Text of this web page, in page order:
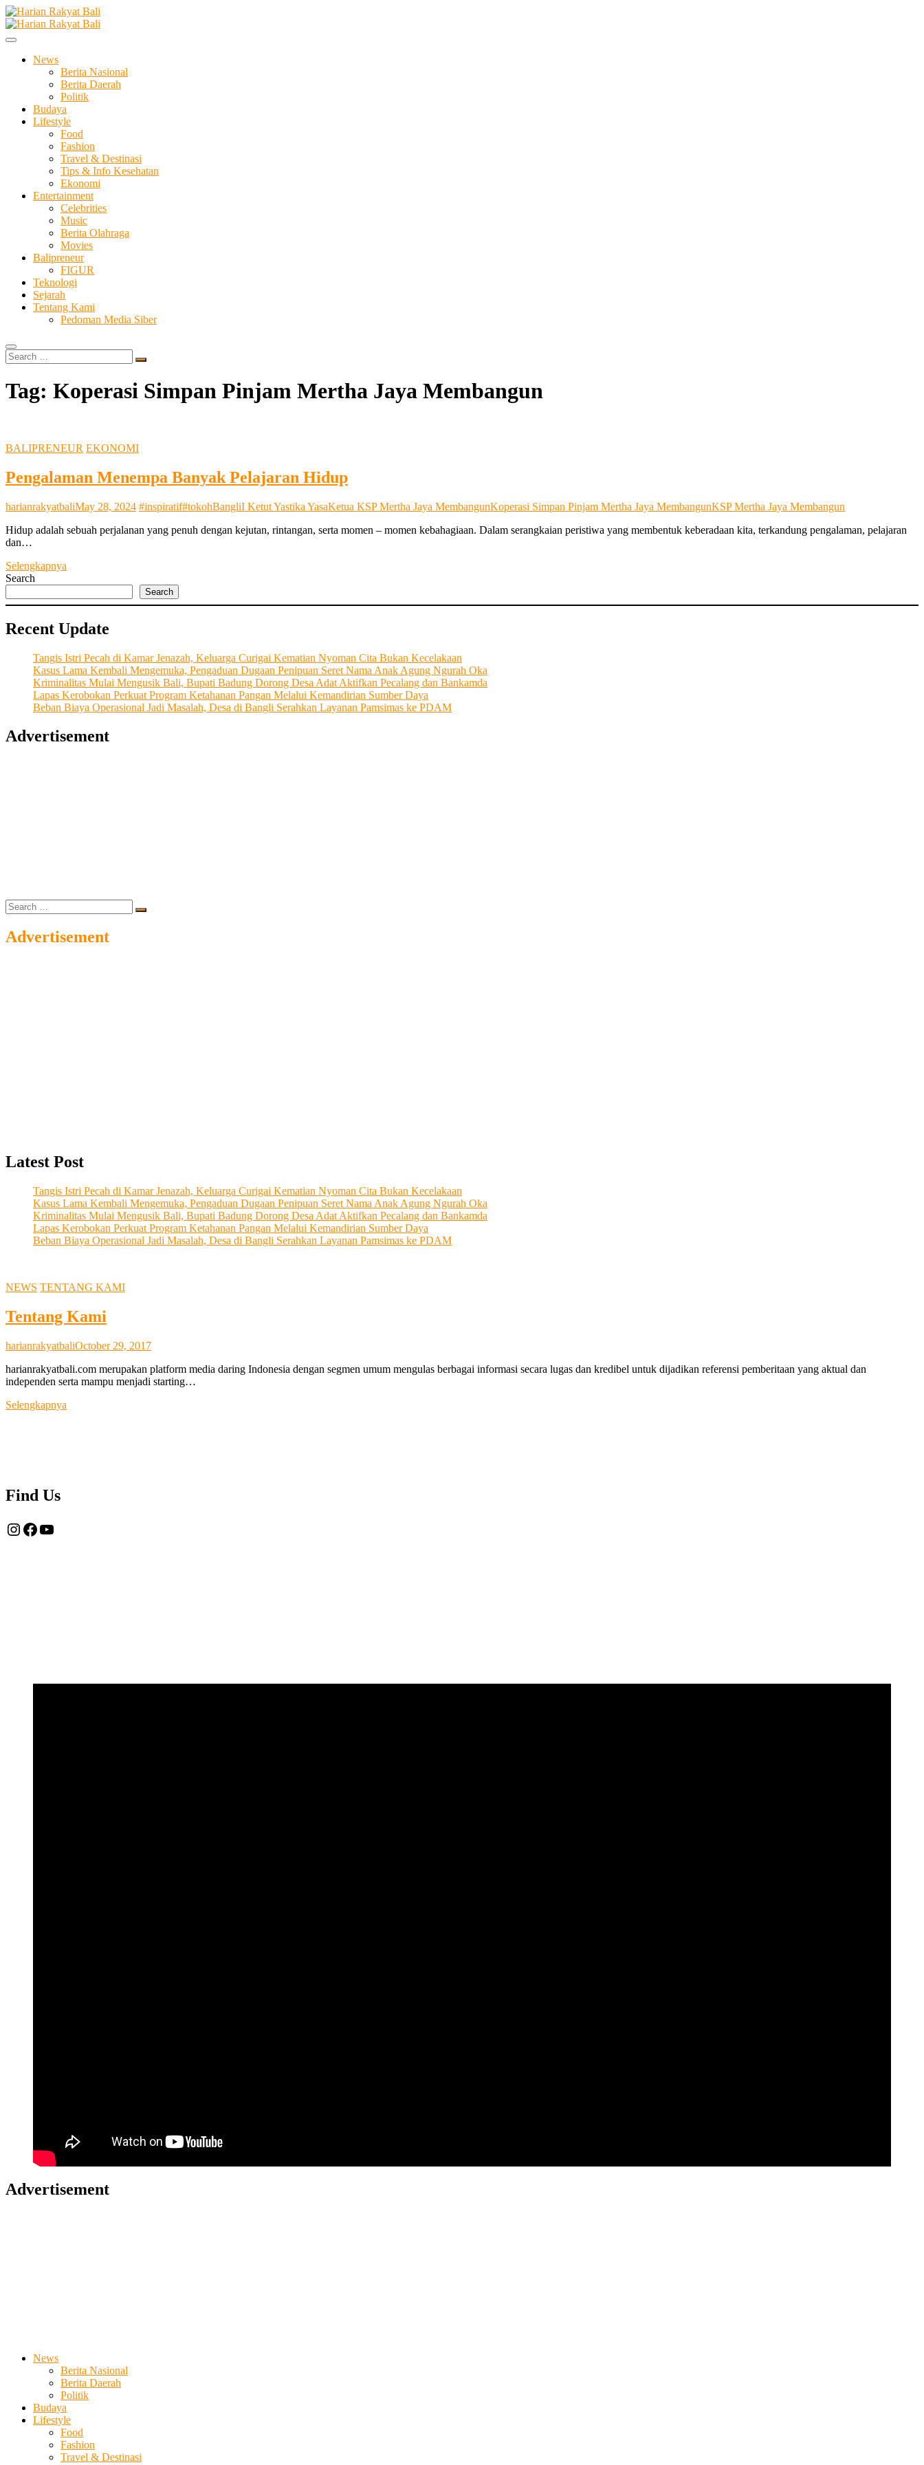
Skip
to
content
Harian Rakyat Bali
Membangun Semangat Kehidupan dan Berbangsa
News
Berita Nasional
Berita Daerah
Politik
Budaya
Lifestyle
Food
Fashion
Travel & Destinasi
Tips & Info Kesehatan
Ekonomi
Entertainment
Celebrities
Music
Berita Olahraga
Movies
Balipreneur
FIGUR
Teknologi
Sejarah
Tentang Kami
Pedoman Media Siber
Search
…
Tag: Koperasi Simpan Pinjam Mertha Jaya Membangun
BALIPRENEUR EKONOMI
Pengalaman Menempa Banyak Pelajaran Hidup
harianrakyatbaliMay 28, 2024 #inspiratif#tokohBangliI Ketut Yastika YasaKetua KSP Mertha Jaya MembangunKoperasi Simpan Pinjam Mertha Jaya MembangunKSP Mertha Jaya Membangun
Hidup adalah sebuah perjalanan yang penuh dengan kejutan, rintangan, serta momen – momen kebahagiaan. Dalam serangkaian peristiwa yang membentuk keberadaan kita, terkandung pengalaman, pelajaran
dan…
Selengkapnya
Pelajaran
Search
Search
Recent Update
Tangis Istri Pecah di Kamar Jenazah, Keluarga Curigai Kematian Nyoman Cita Bukan Kecelakaan
Kasus Lama Kembali Mengemuka, Pengaduan Dugaan Penipuan Seret Nama Anak Agung Ngurah Oka
Kriminalitas Mulai Mengusik Bali, Bupati Badung Dorong Desa Adat Aktifkan Pecalang dan Bankamda
Lapas Kerobokan Perkuat Program Ketahanan Pangan Melalui Kemandirian Sumber Daya
Beban Biaya Operasional Jadi Masalah, Desa di Bangli Serahkan Layanan Pamsimas ke PDAM
Advertisement
Search
…
Advertisement
Latest Post
Tangis Istri Pecah di Kamar Jenazah, Keluarga Curigai Kematian Nyoman Cita Bukan Kecelakaan
Kasus Lama Kembali Mengemuka, Pengaduan Dugaan Penipuan Seret Nama Anak Agung Ngurah Oka
Kriminalitas Mulai Mengusik Bali, Bupati Badung Dorong Desa Adat Aktifkan Pecalang dan Bankamda
Lapas Kerobokan Perkuat Program Ketahanan Pangan Melalui Kemandirian Sumber Daya
Beban Biaya Operasional Jadi Masalah, Desa di Bangli Serahkan Layanan Pamsimas ke PDAM
NEWS TENTANG KAMI
Tentang Kami
harianrakyatbaliOctober 29, 2017
harianrakyatbali.com merupakan platform media daring Indonesia dengan segmen umum mengulas berbagai informasi secara lugas dan kredibel untuk dijadikan referensi pemberitaan yang aktual dan
independen serta mampu menjadi starting…
Selengkapnya
Find Us
Instagram
Facebook
YouTube
Advertisement
News
Berita Nasional
Berita Daerah
Politik
Budaya
Lifestyle
Food
Fashion
Travel & Destinasi